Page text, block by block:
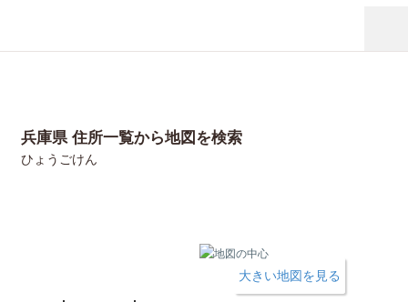
兵庫県 住所一覧から地図を検索
ひょうごけん
大きい地図を見る